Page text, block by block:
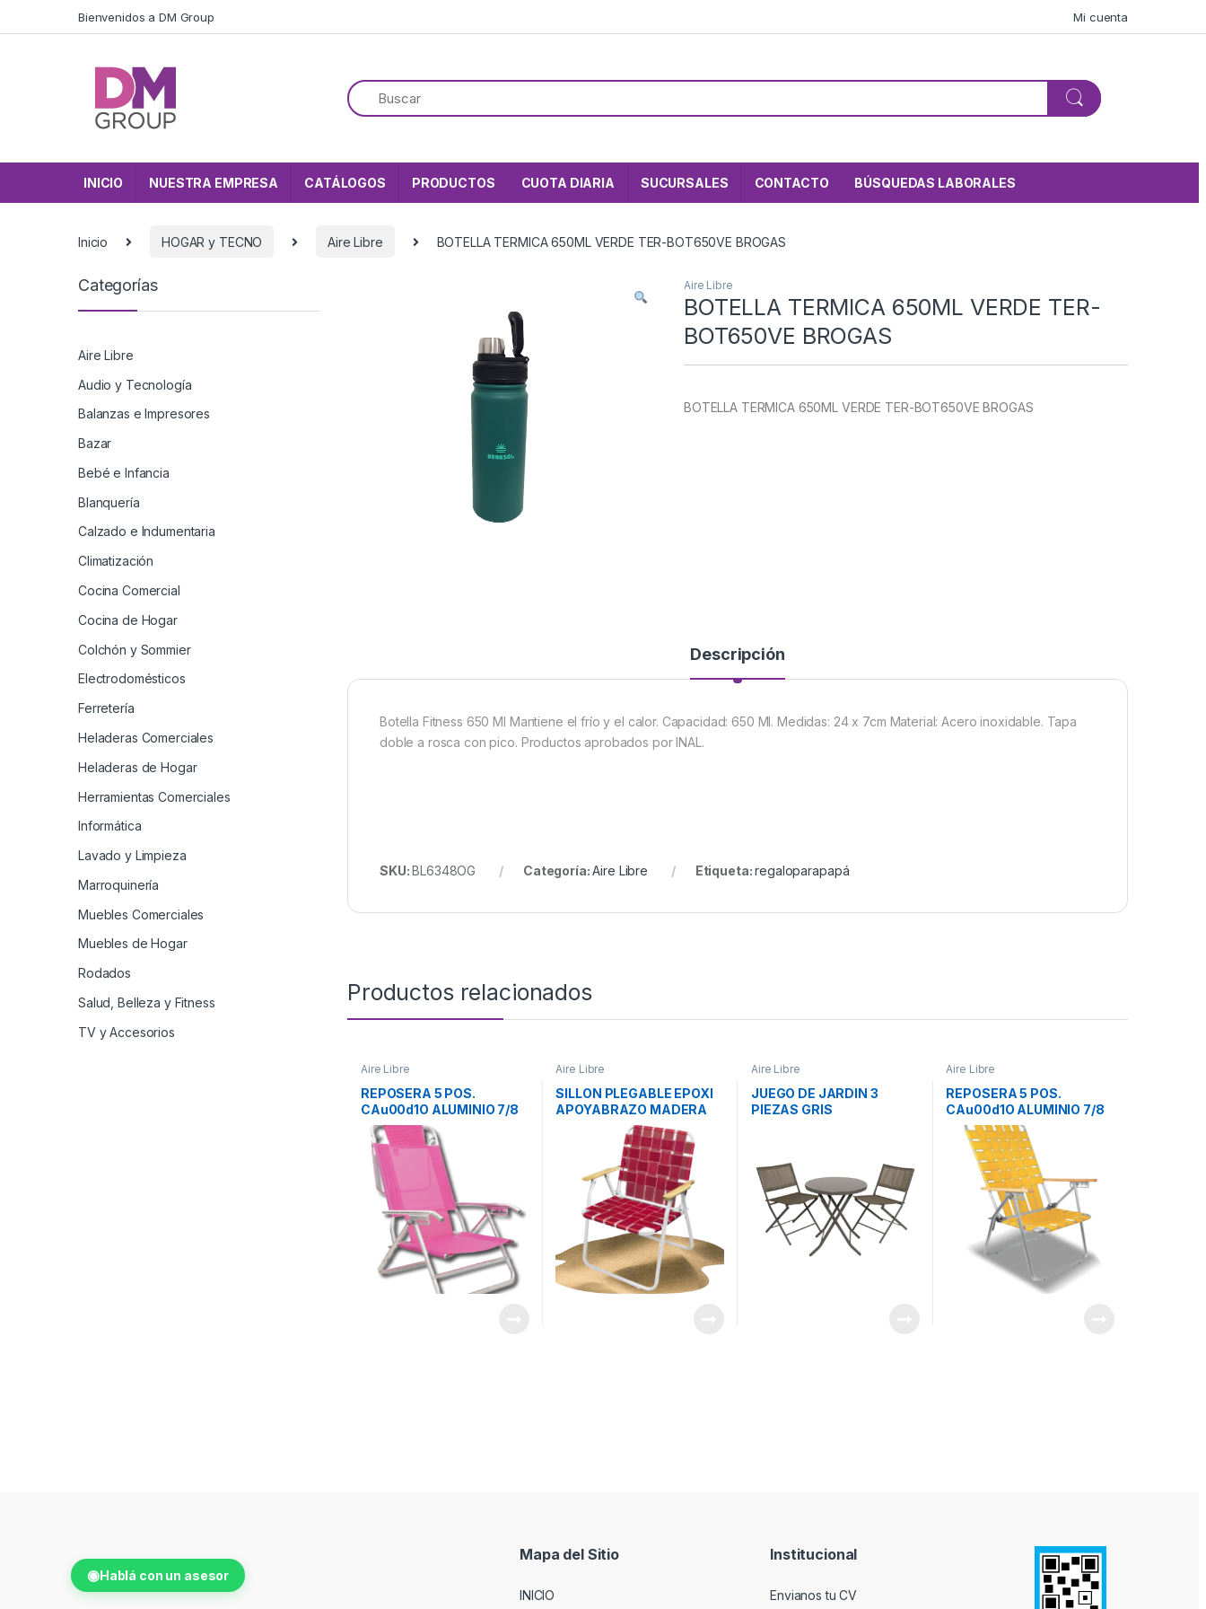
Bienvenidos a DM Group Mi cuenta
INICIO NUESTRA EMPRESA CATÁLOGOS PRODUCTOS CUOTA DIARIA SUCURSALES CONTACTO BÚSQUEDAS LABORALES
Inicio HOGAR y TECNO Aire Libre BOTELLA TERMICA 650ML VERDE TER-BOT650VE BROGAS
Aire Libre
BOTELLA TERMICA 650ML VERDE TER-
BOT650VE BROGAS
BOTELLA TERMICA 650ML VERDE TER-BOT650VE BROGAS
Descripción
Botella Fitness 650 Ml Mantiene el frío y el calor. Capacidad: 650 Ml. Medidas: 24 x 7cm Material: Acero inoxidable. Tapa
doble a rosca con pico. Productos aprobados por INAL.
SKU:BL6348OG Categoría:Aire Libre Etiqueta:regaloparapapá
Productos relacionados
Aire Libre
REPOSERA 5 POS.
CAu00d1O ALUMINIO 7/8
POSABRAZO CAu00d1O
C/COVER
Aire Libre
SILLON PLEGABLE EPOXI
APOYABRAZO MADERA
Aire Libre
JUEGO DE JARDIN 3
PIEZAS GRIS
Aire Libre
REPOSERA 5 POS.
CAu00d1O ALUMINIO 7/8
POSABRAZO MADERA
C/CINTA
Categorías
Aire Libre
Audio y Tecnología
Balanzas e Impresores
Bazar
Bebé e Infancia
Blanquería
Calzado e Indumentaria
Climatización
Cocina Comercial
Cocina de Hogar
Colchón y Sommier
Electrodomésticos
Ferretería
Heladeras Comerciales
Heladeras de Hogar
Herramientas Comerciales
Informática
Lavado y Limpieza
Marroquinería
Muebles Comerciales
Muebles de Hogar
Rodados
Salud, Belleza y Fitness
TV y Accesorios
◉Hablá con un asesor
Mapa del Sitio
INICIO
Institucional
Envianos tu CV